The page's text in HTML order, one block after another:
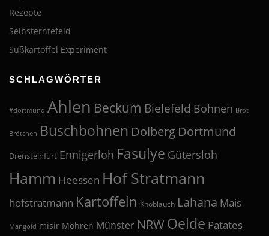
Rezepte
Selbsterntefeld
Süßkartoffel Experiment
SCHLAGWÖRTER
#dortmund Ahlen Beckum Bielefeld Bohnen Brot
Brötchen Buschbohnen Dolberg Dortmund
Drensteinfurt Ennigerloh Fasulye Gütersloh
Hamm Heessen Hof Stratmann
hofstratmann Kartoffeln Knoblauch Lahana Mais
Mangold misir Möhren Münster NRW Oelde Patates